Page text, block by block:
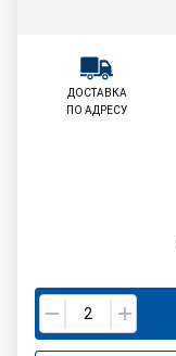
ДОСТАВКА
ПО АДРЕСУ